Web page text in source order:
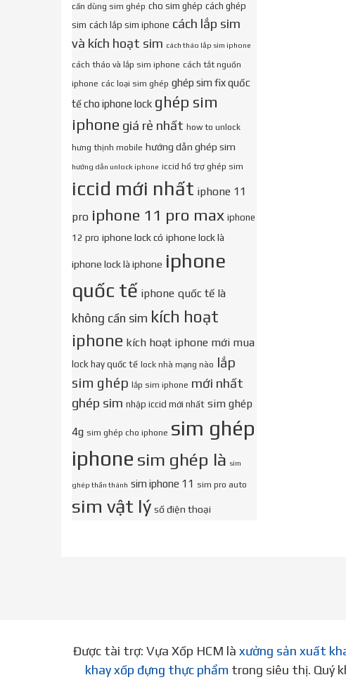
cần dùng sim ghép cho sim ghép cách ghép
sim cách lắp sim iphone cách lắp sim
và kích hoạt sim cách tháo lắp sim iphone
cách tháo và lắp sim iphone cách tắt nguồn
iphone các loại sim ghép ghép sim fix quốc
tế cho iphone lock ghép sim
iphone giá rẻ nhất how to unlock
hưng thịnh mobile hướng dẫn ghép sim
hướng dẫn unlock iphone iccid hổ trợ ghép sim
iccid mới nhất iphone 11
pro iphone 11 pro max iphone
12 pro iphone lock có iphone lock là
iphone lock là iphone iphone
quốc tế iphone quốc tế là
không cần sim kích hoạt
iphone kích hoạt iphone mới mua
lock hay quốc tế lock nhà mạng nào lắp
sim ghép lắp sim iphone mới nhất
ghép sim nhập iccid mới nhất sim ghép
4g sim ghép cho iphone sim ghép
iphone sim ghép là sim
ghép thần thánh sim iphone 11 sim pro auto
sim vật lý số điện thoại
Được tài trợ: Vựa Xốp HCM là xưởng sản xuất
khay xốp đựng thực phẩm trong siêu thị. Quý